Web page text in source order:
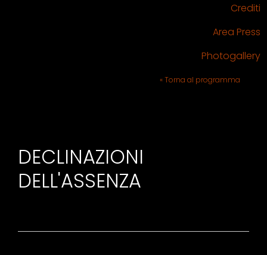
Crediti
Area Press
Photogallery
« Torna al programma
DECLINAZIONI
DELL'ASSENZA